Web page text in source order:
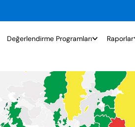
Değerlendirme Programları Raporlar